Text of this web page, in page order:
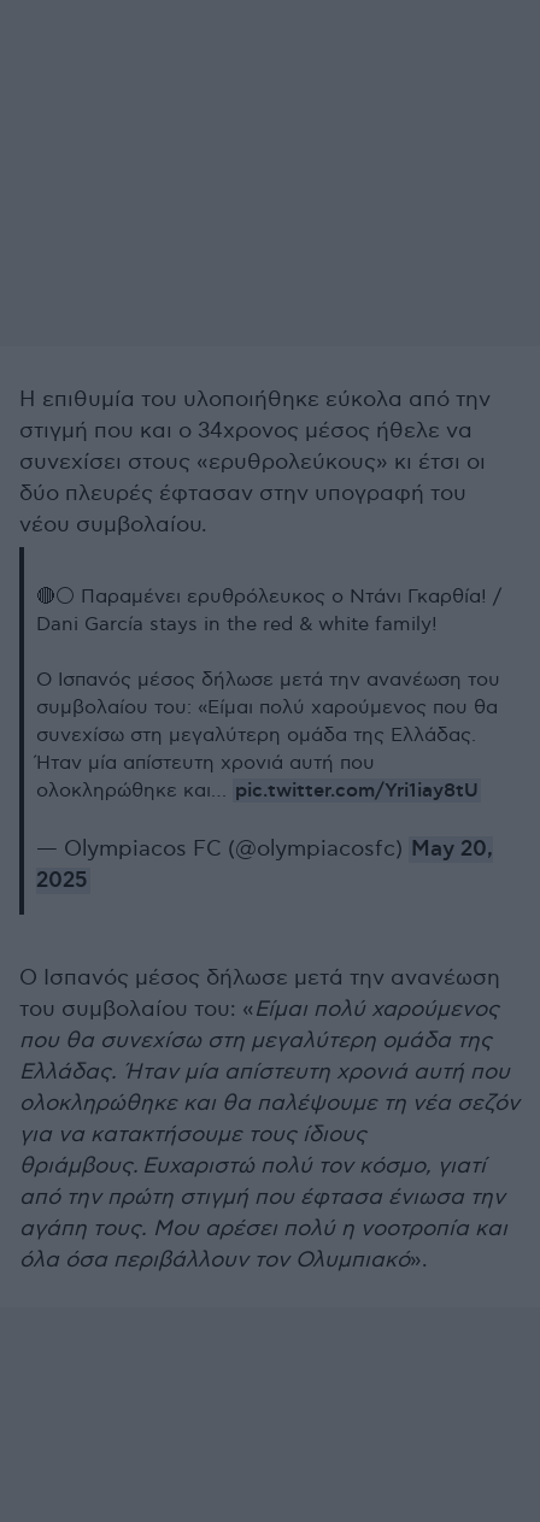
Η επιθυμία του υλοποιήθηκε εύκολα από την
στιγμή που και ο 34χρονος μέσος ήθελε να
συνεχίσει στους «ερυθρολεύκους» κι έτσι οι
δύο πλευρές έφτασαν στην υπογραφή του
νέου συμβολαίου.
🔴⚪️ Παραμένει ερυθρόλευκος ο Ντάνι Γκαρθία! /
Dani García stays in the red & white family!
Ο Ισπανός μέσος δήλωσε μετά την ανανέωση του
συμβολαίου του: «Είμαι πολύ χαρούμενος που θα
συνεχίσω στη μεγαλύτερη ομάδα της Ελλάδας.
Ήταν μία απίστευτη χρονιά αυτή που
ολοκληρώθηκε και… pic.twitter.com/Yri1iay8tU
— Olympiacos FC (@olympiacosfc) May 20,
2025
Ο Ισπανός μέσος δήλωσε μετά την ανανέωση
του συμβολαίου του: «Είμαι πολύ χαρούμενος
που θα συνεχίσω στη μεγαλύτερη ομάδα της
Ελλάδας. Ήταν μία απίστευτη χρονιά αυτή που
ολοκληρώθηκε και θα παλέψουμε τη νέα σεζόν
για να κατακτήσουμε τους ίδιους
θριάμβους. Ευχαριστώ πολύ τον κόσμο, γιατί
από την πρώτη στιγμή που έφτασα ένιωσα την
αγάπη τους. Μου αρέσει πολύ η νοοτροπία και
όλα όσα περιβάλλουν τον Ολυμπιακό».